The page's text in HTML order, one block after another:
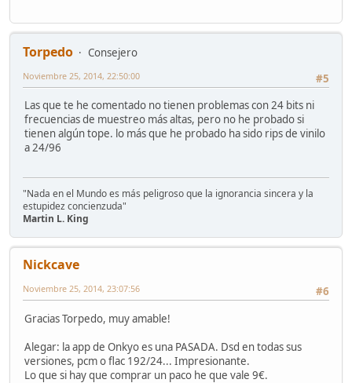
Torpedo
Consejero
#5
Noviembre 25, 2014, 22:50:00
Las que te he comentado no tienen problemas con 24 bits ni
frecuencias de muestreo más altas, pero no he probado si
tienen algún tope. lo más que he probado ha sido rips de vinilo
a 24/96
"Nada en el Mundo es más peligroso que la ignorancia sincera y la
estupidez concienzuda"
Martin L. King
Nickcave
#6
Noviembre 25, 2014, 23:07:56
Gracias Torpedo, muy amable!
Alegar: la app de Onkyo es una PASADA. Dsd en todas sus
versiones, pcm o flac 192/24... Impresionante.
Lo que si hay que comprar un paco he que vale 9€.